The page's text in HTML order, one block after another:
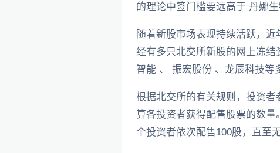
的理论中签门槛要远高于 丹娜生
随着新股市场表现持续活跃，
经有多只北交所新股的网上冻
智能 、 振宏股份 、龙辰科技等
根据北交所的有关规则，投资
算各投资者获得配售股票的数
个投资者依次配售100股，直至